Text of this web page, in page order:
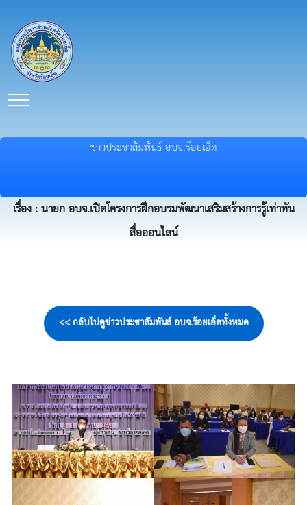
ข่าวประชาสัมพันธ์ อบจ.ร้อยเอ็ด
เรื่อง : นายก อบจ.เปิดโครงการฝึกอบรมพัฒนาเสริมสร้างการรู้เท่าทัน
สื่อออนไลน์
<< กลับไปดูข่าวประชาสัมพันธ์ อบจ.ร้อยเอ็ดทั้งหมด